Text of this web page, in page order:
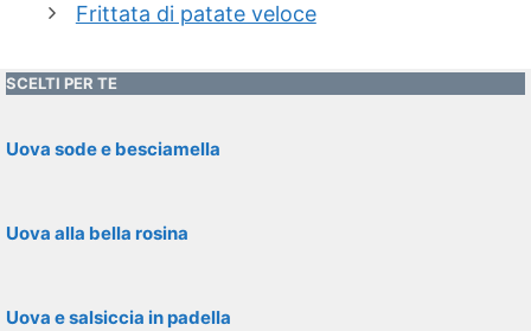
Frittata di patate veloce
SCELTI PER TE
Uova sode e besciamella
Uova alla bella rosina
Uova e salsiccia in padella